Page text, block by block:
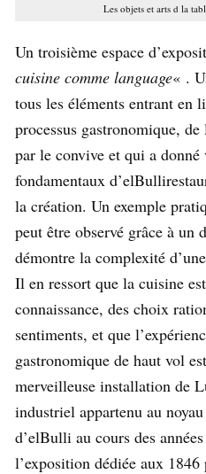
Les objets et arts d la
Un troisième espace
cuisine comme language« .
tous les éléments entrant en
processus gastronomique,
par le convive et qui a donné
fondamentaux
la création. Un exemple
peut être observé grâce à un
démontre la complexité
Il en ressort que la cuisine
connaissance, des choix
sentiments, et que
gastronomique de haut vol
merveilleuse installation de
industriel appartenu au
d’elBulli au cours des
l’exposition dédiée aux